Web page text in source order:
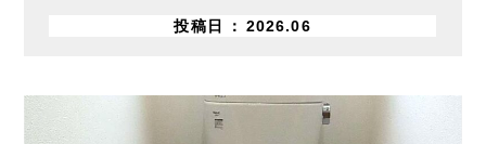
投稿日 2026.06